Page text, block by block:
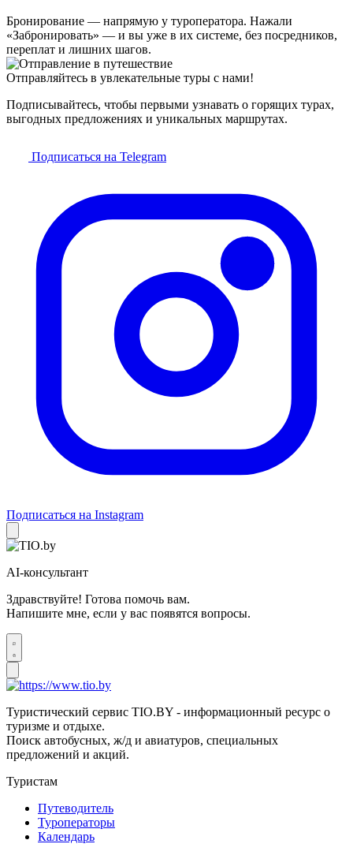
Бронирование — напрямую у туроператора. Нажали
«Забронировать» — и вы уже в их системе, без посредников,
переплат и лишних шагов.
Отправляйтесь в увлекательные туры с нами!
Подписывайтесь, чтобы первыми узнавать о горящих турах,
выгодных предложениях и уникальных маршрутах.
Подписаться на Telegram
Подписаться на Instagram
AI-консультант
Здравствуйте! Готова помочь вам.
Напишите мне, если у вас появятся вопросы.
Туристический сервис TIO.BY - информационный ресурс о
туризме и отдыхе.
Поиск автобусных, ж/д и авиатуров, специальных
предложений и акций.
Туристам
Путеводитель
Туроператоры
Календарь